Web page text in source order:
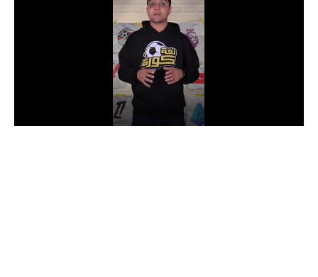
الدوري السعودي للمحترفين